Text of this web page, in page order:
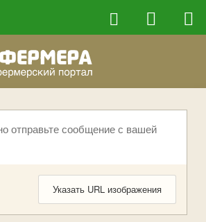
отправьте сообщение с вашей
Указать URL изображения